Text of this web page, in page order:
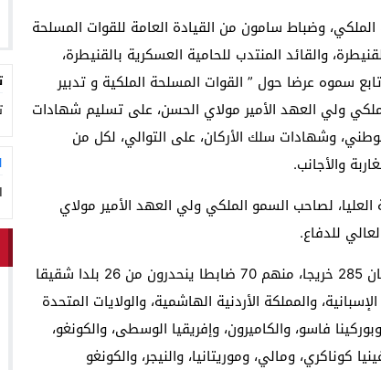
وضباط سامون من القيادة العامة للقوات المسلحة
والقائد المنتدب للحامية العسكرية بالقنيطرة،
سموه عرضا حول ” القوات المسلحة الملكية و تدبير
ولي العهد الأمير مولاي الحسن، على تسليم شهادات
وشهادات سلك الأركان، على التوالي، لكل من
والأجانب.
العليا، لصاحب السمو الملكي ولي العهد الأمير مولاي
للدفاع.
ويضم الفوج 24 للسلك العالي للدفاع والفوج 58 لسلك الأركان 285 خريجا، منهم 70 ضابطا ينحدرون من 26 بلدا شقيقا
والمملكة الأردنية الهاشمية، والولايات المتحدة
فاسو، والكاميرون، وإفريقيا الوسطى، والكونغو،
كوناكري، ومالي، وموريتانيا، والنيجر، والكونغو